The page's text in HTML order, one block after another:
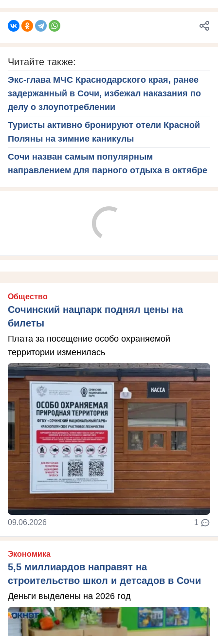
Читайте также:
Экс-глава МЧС Краснодарского края, ранее
задержанный в Сочи, избежал наказания по
делу о злоупотреблении
Туристы активно бронируют отели Красной
Поляны на зимние каникулы
Сочи назван самым популярным
направлением для парного отдыха в октябре
Общество
Сочинский нацпарк поднял цены на
билеты
Плата за посещение особо охраняемой
территории изменилась
09.06.2026 1
Экономика
5,5 миллиардов направят на
строительство школ и детсадов в Сочи
Деньги выделены на 2026 год